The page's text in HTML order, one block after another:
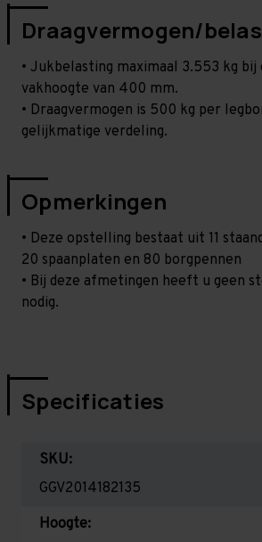
Draagvermogen/
• Jukbelasting maximaal 3.553 kg bij
vakhoogte van 400 mm.
• Draagvermogen is 500 kg per
gelijkmatige verdeling.
Opmerkingen
• Deze opstelling bestaat uit 11
20 spaanplaten en 80 borgpennen
• Bij deze afmetingen heeft u geen
nodig.
Specificaties
SKU:
GGV2014182135
Hoogte: